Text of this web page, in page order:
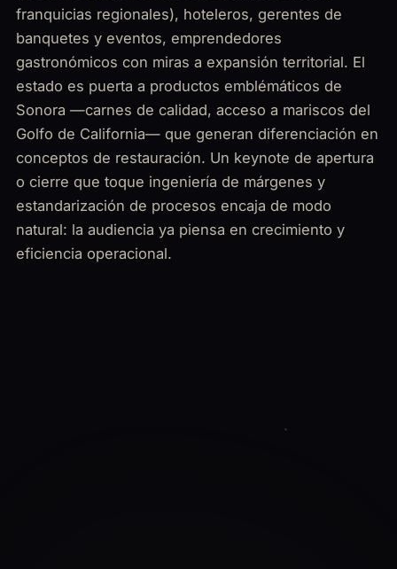
franquicias regionales), hoteleros, gerentes de
banquetes y eventos, emprendedores
gastronómicos con miras a expansión territorial. El
estado es puerta a productos emblémáticos de
Sonora —carnes de calidad, acceso a mariscos del
Golfo de California— que generan diferenciación en
conceptos de restauración. Un keynote de apertura
o cierre que toque ingeniería de márgenes y
estandarización de procesos encaja de modo
natural: la audiencia ya piensa en crecimiento y
eficiencia operacional.